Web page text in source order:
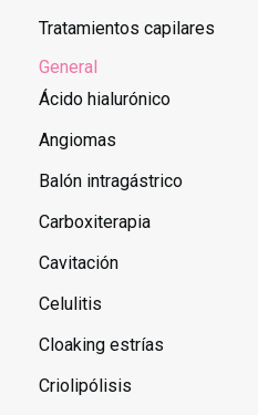
Tratamientos capilares
General
Ácido hialurónico
Angiomas
Balón intragástrico
Carboxiterapia
Cavitación
Celulitis
Cloaking estrías
Criolipólisis